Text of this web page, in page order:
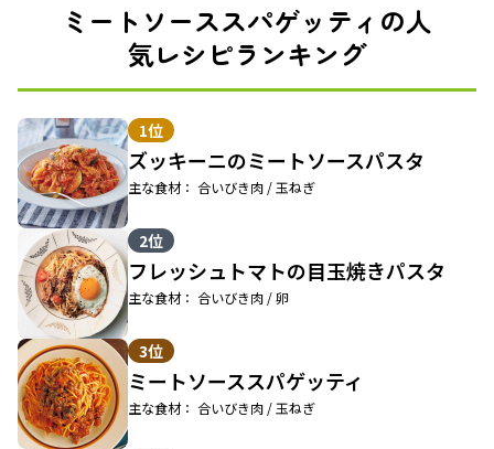
ミートソーススパゲッティの人
気レシピランキング
1位
ズッキーニのミートソースパスタ
主な食材： 合いびき肉 / 玉ねぎ
2位
フレッシュトマトの目玉焼きパスタ
主な食材： 合いびき肉 / 卵
3位
ミートソーススパゲッティ
主な食材： 合いびき肉 / 玉ねぎ